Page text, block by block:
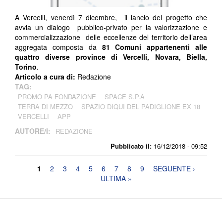
Pubblicato il: 16/12/2018 - 09:52
A Vercelli, venerdì 7 dicembre, il lancio del progetto che
avvia un dialogo pubblico-privato per la valorizzazione e
commercializzazione delle eccellenze del territorio dell’area
aggregata composta da 81 Comuni appartenenti alle
quattro diverse province di Vercelli, Novara, Biella,
Torino.
Articolo a cura di: Redazione
TAG:
PROMO PA FONDAZIONE
SPACE S.P.A
TERRA DI MEZZO
SPAZIO DIQUI DEL PADIGLIONE EX 18
VERCELLI
APP
AUTORE/I: REDAZIONE
Pagine
1 2 3 4 5 6 7 8 9
SEGUENTE ›
ULTIMA »